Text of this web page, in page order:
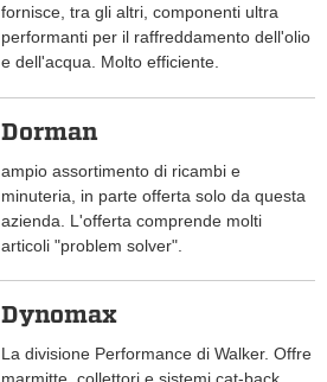
fornisce, tra gli altri, componenti ultra
performanti per il raffreddamento dell'olio
e dell'acqua. Molto efficiente.
Dorman
ampio assortimento di ricambi e
minuteria, in parte offerta solo da questa
azienda. L'offerta comprende molti
articoli "problem solver".
Dynomax
La divisione Performance di Walker. Offre